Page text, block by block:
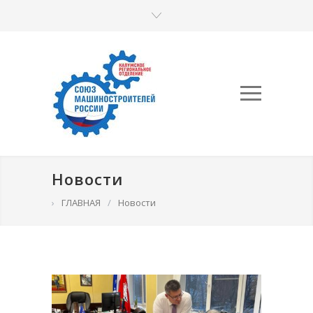
Новости
› ГЛАВНАЯ / Новости